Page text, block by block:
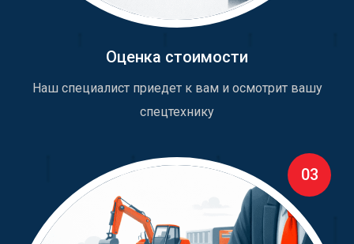
Оценка стоимости
Наш специалист приедет к вам и осмотрит вашу
спецтехнику
03